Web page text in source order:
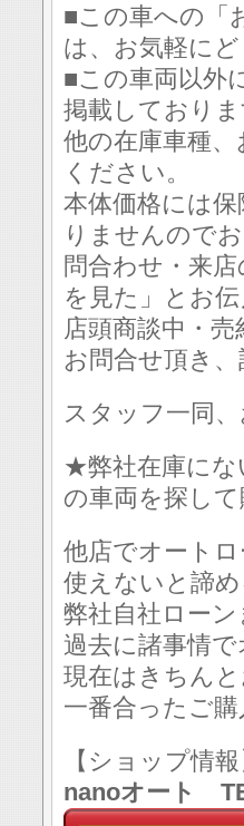
■この車への「
は、お気軽に
■この車両以外
掲載しており
他の在庫車種
ください。
本体価格には
りませんので
問合わせ・来
を見た」とお
店頭商談中・
お問合せ頂き
スタッフ一同
★弊社在庫にな
の車両を探し
他店でオート
使えないと諦
弊社自社ロー
過去に諸事情
現在はきちん
一番合ったご
【ショップ情
nanoオート